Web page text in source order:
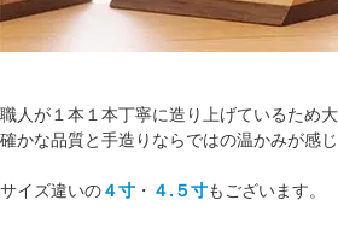
職人が１本１本丁寧に造り上げているため
確かな品質と手造りならではの温かみが感じ
サイズ違いの４寸 ・ ４.５寸もございます。